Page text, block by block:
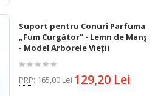
Suport pentru Conuri Parfumate
„Fum Curgător” - Lemn de Mango
- Model Arborele Vieții
PRP: 165,00 Lei 129,20 Lei